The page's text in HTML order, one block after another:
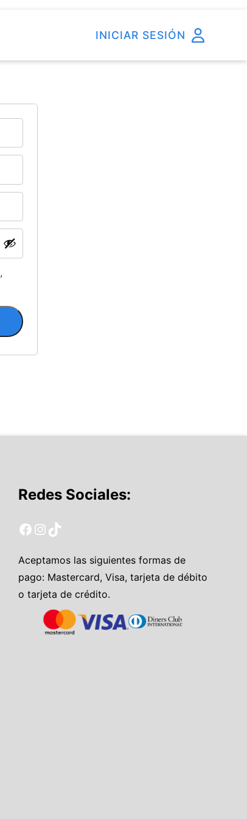
INICIAR SESIÓN
,
Redes Sociales:
Facebook EnarmSimulador
Instagram EnarmSimulador TikTok EnarmSimulador
Aceptamos las siguientes formas de
pago: Mastercard, Visa, tarjeta de débito
o tarjeta de crédito.